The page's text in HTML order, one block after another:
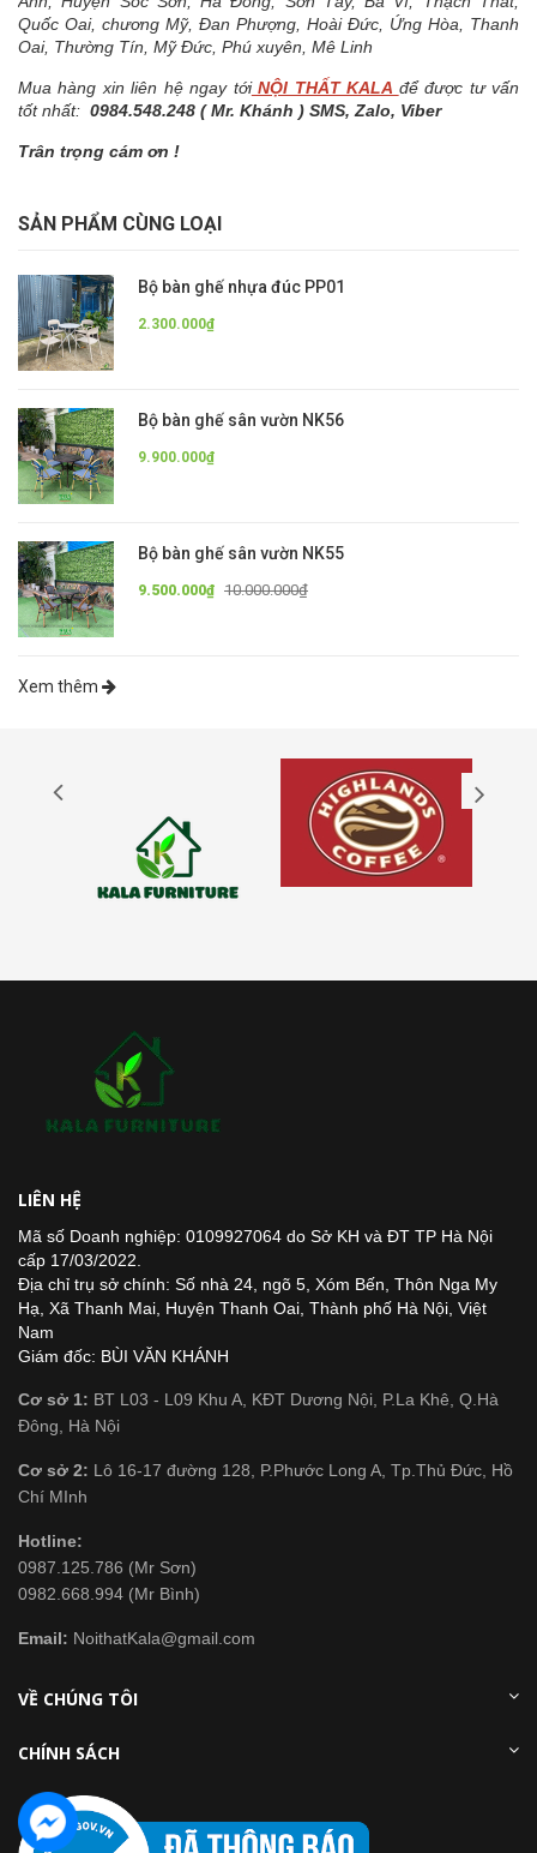
Quốc Oai, chương Mỹ, Đan Phượng, Hoài Đức, Ứng Hòa, Thanh
Oai, Thường Tín, Mỹ Đức, Phú xuyên, Mê Linh
Mua hàng xin liên hệ ngay tớiNỘI THẤT KALA để được tư vấn
tốt nhất: 0984.548.248 ( Mr. Khánh ) SMS, Zalo, Viber
Trân trọng cám ơn !
SẢN PHẨM CÙNG LOẠI
Bộ bàn ghế nhựa đúc PP01
2.300.000₫
Bộ bàn ghế sân vườn NK56
9.900.000₫
Bộ bàn ghế sân vườn NK55
9.500.000₫ 10.000.000₫
Xem thêm
LIÊN HỆ
Mã số Doanh nghiệp: 0109927064 do Sở KH và ĐT TP Hà Nội
cấp 17/03/2022.
Địa chỉ trụ sở chính: Số nhà 24, ngõ 5, Xóm Bến, Thôn Nga My
Hạ, Xã Thanh Mai, Huyện Thanh Oai, Thành phố Hà Nội, Việt
Nam
Giám đốc: BÙI VĂN KHÁNH
Cơ sở 1: BT L03 - L09 Khu A, KĐT Dương Nội, P.La Khê, Q.Hà
Đông, Hà Nội
Cơ sở 2: Lô 16-17 đường 128, P.Phước Long A, Tp.Thủ Đức, Hồ
Chí MInh
Hotline:
0987.125.786 (Mr Sơn)
0982.668.994 (Mr Bình)
Email: NoithatKala@gmail.com
VỀ CHÚNG TÔI
CHÍNH SÁCH